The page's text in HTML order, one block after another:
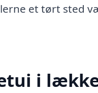
et tørt sted
i